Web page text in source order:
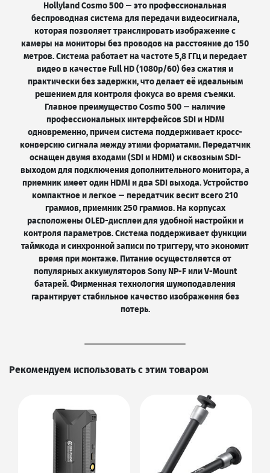
Hollyland Cosmo 500 — это профессиональная
беспроводная система для передачи видеосигнала,
которая позволяет транслировать изображение с
камеры на мониторы без проводов на расстояние до 150
метров. Система работает на частоте 5,8 ГГц и передает
видео в качестве Full HD (1080p/60) без сжатия и
практически без задержки, что делает её идеальным
решением для контроля фокуса во время съемки.
Главное преимущество Cosmo 500 — наличие
профессиональных интерфейсов SDI и HDMI
одновременно, причем система поддерживает кросс-
конверсию сигнала между этими форматами. Передатчик
оснащен двумя входами (SDI и HDMI) и сквозным SDI-
выходом для подключения дополнительного монитора, а
приемник имеет один HDMI и два SDI выхода. Устройство
компактное и легкое — передатчик весит всего 210
граммов, приемник 250 граммов. На корпусах
расположены OLED-дисплеи для удобной настройки и
контроля параметров. Система поддерживает функции
таймкода и синхронной записи по триггеру, что экономит
время при монтаже. Питание осуществляется от
популярных аккумуляторов Sony NP-F или V-Mount
батарей. Фирменная технология шумоподавления
гарантирует стабильное качество изображения без
потерь.
Рекомендуем использовать с этим товаром